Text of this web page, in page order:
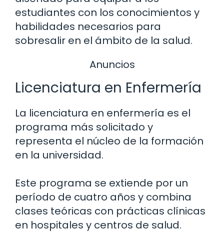
estudiantes con los conocimientos y
habilidades necesarios para
sobresalir en el ámbito de la salud.
Anuncios
Licenciatura en Enfermería
La licenciatura en enfermería es el
programa más solicitado y
representa el núcleo de la formación
en la universidad.
Este programa se extiende por un
período de cuatro años y combina
clases teóricas con prácticas clínicas
en hospitales y centros de salud.